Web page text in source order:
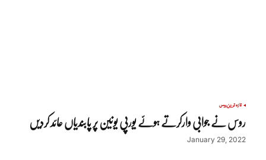
تازہ ترینروس
روس نے جوابی وارکرتے ہوئے یورپی یونین پر پابندیاں عائد کردیں
January 29, 2022